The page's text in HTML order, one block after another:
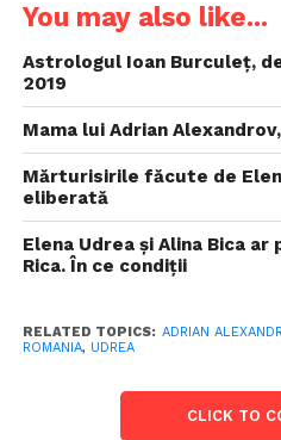
You may also like...
Astrologul Ioan Burculeț,
2019
Mama lui Adrian
Mărturisirile făcute de
eliberată
Elena Udrea și Alina Bica
Rica. În ce condiții
RELATED TOPICS: ADRIAN
ROMANIA, UDREA
CLICK TO